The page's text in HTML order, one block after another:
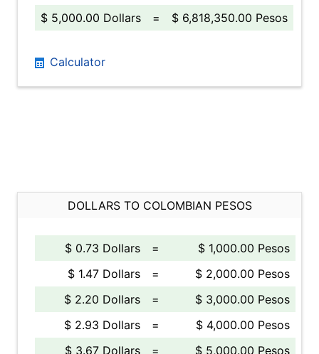
$ 5,000.00 Dollars
= $ 6,818,350.00 Pesos
Calculator
DOLLARS TO COLOMBIAN PESOS
$ 0.73 Dollars =
$ 1,000.00 Pesos
$ 1.47 Dollars
=
$ 2,000.00 Pesos
$ 2.20 Dollars
=
$ 3,000.00 Pesos
$ 2.93 Dollars
=
$ 4,000.00 Pesos
$ 3.67 Dollars
=
$ 5,000.00 Pesos